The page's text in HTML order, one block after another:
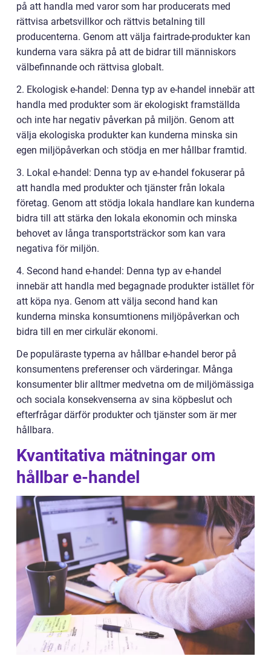
på att handla med varor som har producerats med
rättvisa arbetsvillkor och rättvis betalning till
producenterna. Genom att välja fairtrade-produkter kan
kunderna vara säkra på att de bidrar till människors
välbefinnande och rättvisa globalt.
2. Ekologisk e-handel: Denna typ av e-handel innebär att
handla med produkter som är ekologiskt framställda
och inte har negativ påverkan på miljön. Genom att
välja ekologiska produkter kan kunderna minska sin
egen miljöpåverkan och stödja en mer hållbar framtid.
3. Lokal e-handel: Denna typ av e-handel fokuserar på
att handla med produkter och tjänster från lokala
företag. Genom att stödja lokala handlare kan kunderna
bidra till att stärka den lokala ekonomin och minska
behovet av långa transportsträckor som kan vara
negativa för miljön.
4. Second hand e-handel: Denna typ av e-handel
innebär att handla med begagnade produkter istället för
att köpa nya. Genom att välja second hand kan
kunderna minska konsumtionens miljöpåverkan och
bidra till en mer cirkulär ekonomi.
De populäraste typerna av hållbar e-handel beror på
konsumentens preferenser och värderingar. Många
konsumenter blir alltmer medvetna om de miljömässiga
och sociala konsekvenserna av sina köpbeslut och
efterfrågar därför produkter och tjänster som är mer
hållbara.
Kvantitativa mätningar om
hållbar e-handel